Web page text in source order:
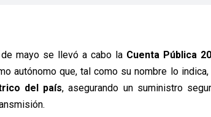
mayo se llevó a cabo la Cuenta Pública
autónomo que, tal como su nombre lo
del país, asegurando un suministro